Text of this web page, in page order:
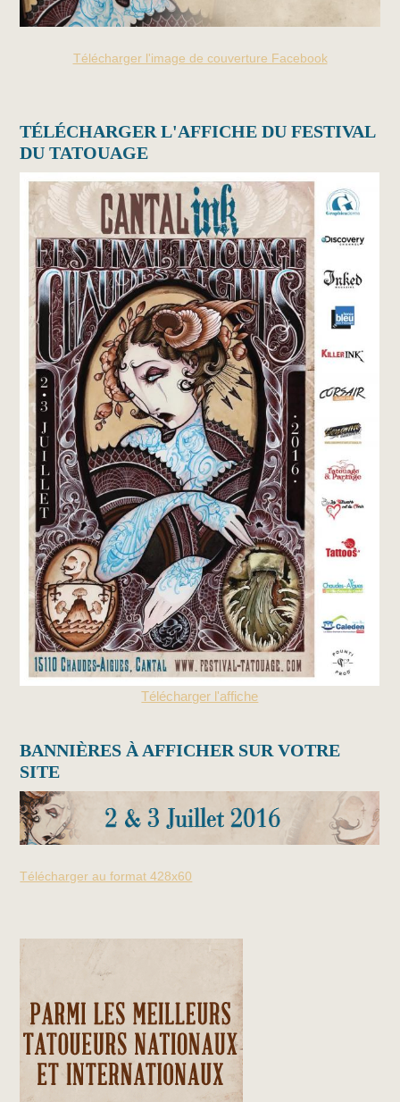
Télécharger l'image de couverture Facebook
TÉLÉCHARGER L'AFFICHE DU FESTIVAL
DU TATOUAGE
Télécharger l'affiche
BANNIÈRES À AFFICHER SUR VOTRE
SITE
Télécharger au format 428x60